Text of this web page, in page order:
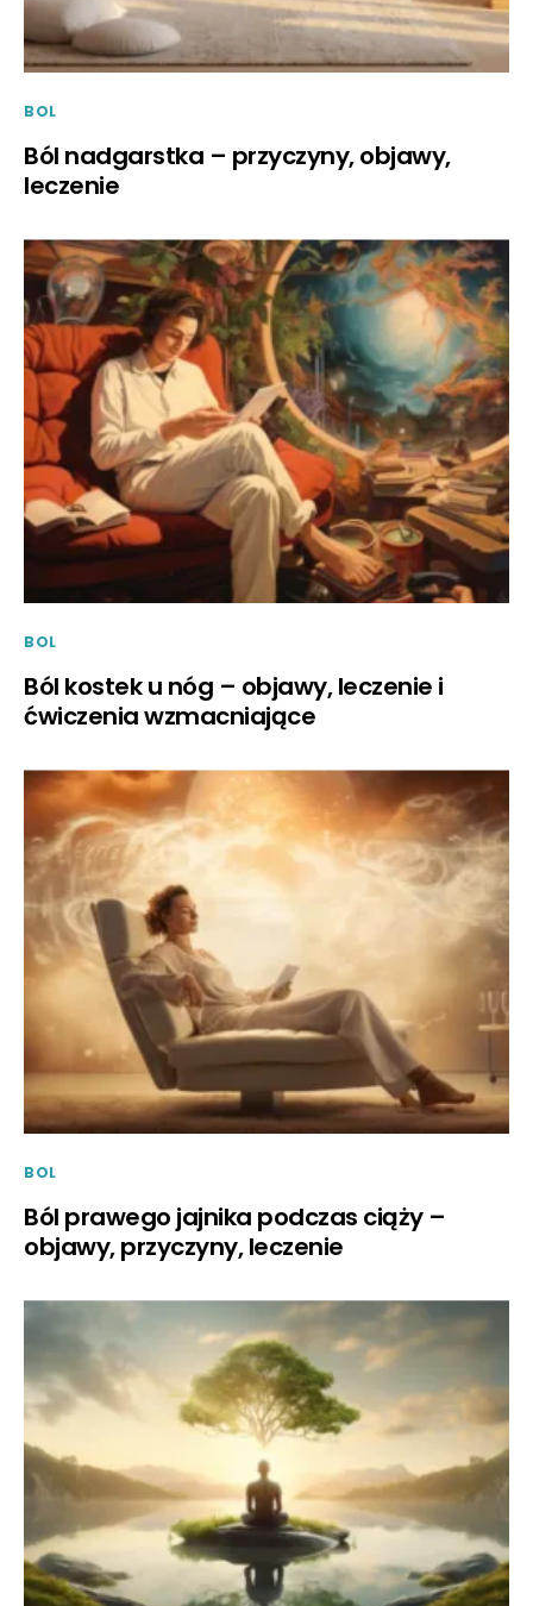
BOL
Ból nadgarstka – przyczyny, objawy,
leczenie
BOL
Ból kostek u nóg – objawy, leczenie i
ćwiczenia wzmacniające
BOL
Ból prawego jajnika podczas ciąży –
objawy, przyczyny, leczenie